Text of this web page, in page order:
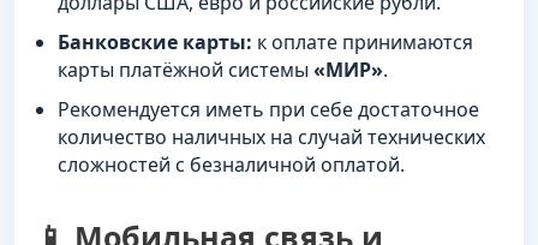
Банковские карты: к оплате принимаются
карты платёжной системы «МИР».
Рекомендуется иметь при себе достаточное
количество наличных на случай технических
сложностей с безналичной оплатой.